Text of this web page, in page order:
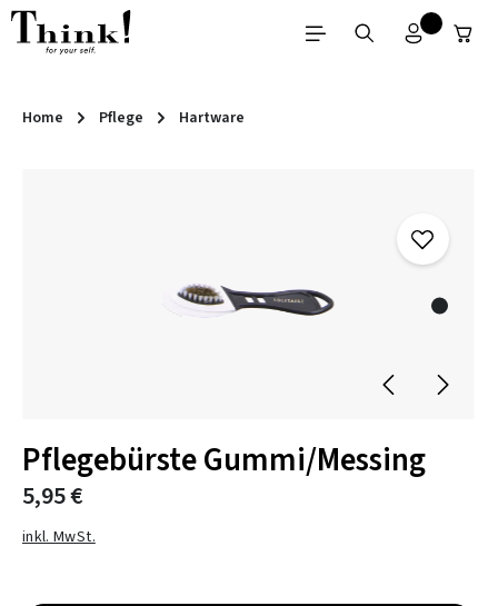
Zum Hauptinhalt springen
Home Pflege Hartware
Pflegebürste Gummi/Messing
5,95 €
inkl. MwSt.